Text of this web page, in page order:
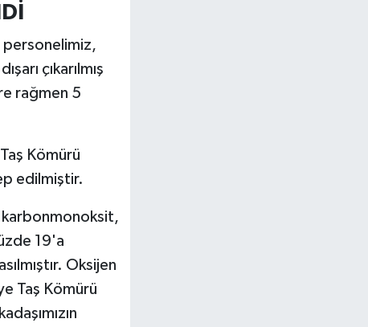
personelimiz,
çıkarılmış
rağmen 5
Kömürü
edilmiştir.
karbonmonoksit,
19'a
Oksijen
Taş Kömürü